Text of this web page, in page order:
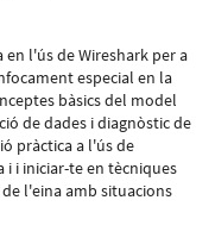
l'ús de Wireshark per a
especial en la
bàsics del model
de dades i diagnòstic de
pràctica a l'ús de
i i iniciar-te en tècniques
l'eina amb situacions